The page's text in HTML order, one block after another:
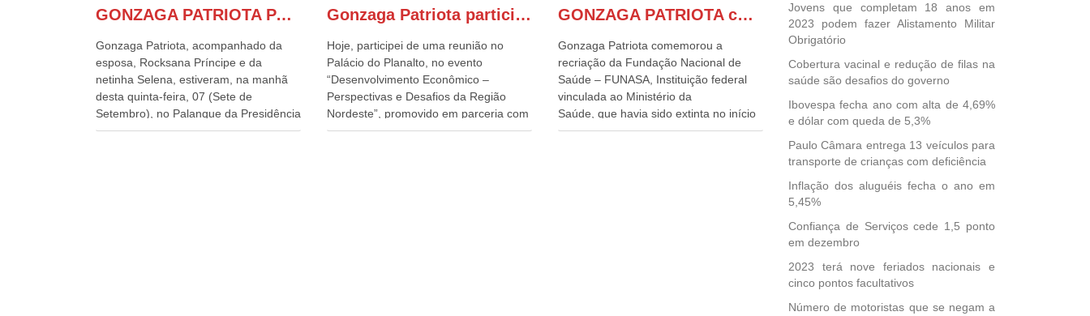
GONZAGA PATRIOTA PARTICIPA DO DESFILE DA INDEPENDÊNCIA NO PALANQUE DA PRESIDÊNCIA DA REPÚBLICA E É ABRAÇADO POR LULA E POR GERALDO ALCKMIN.
Gonzaga Patriota, acompanhado da
esposa, Rocksana Príncipe e da
netinha Selena, estiveram, na manhã
desta quinta-feira, 07 (Sete de
Setembro), no Palanque da Presidência
da República, onde foram abraçados
Gonzaga Patriota participa de evento em prol do desenvolvimento do Nordeste
Hoje, participei de uma reunião no
Palácio do Planalto, no evento
“Desenvolvimento Econômico –
Perspectivas e Desafios da Região
Nordeste”, promovido em parceria com
o Consórcio Nordeste. Na pauta do
GONZAGA PATRIOTA comemora o retorno da FUNASA
Gonzaga Patriota comemorou a
recriação da Fundação Nacional de
Saúde – FUNASA, Instituição federal
vinculada ao Ministério da
Saúde, que havia sido extinta no início
do terceiro governo do
Jovens que completam 18 anos em
2023 podem fazer Alistamento Militar
Obrigatório
Cobertura vacinal e redução de filas na
saúde são desafios do governo
Ibovespa fecha ano com alta de 4,69%
e dólar com queda de 5,3%
Paulo Câmara entrega 13 veículos para
transporte de crianças com deficiência
Inflação dos aluguéis fecha o ano em
5,45%
Confiança de Serviços cede 1,5 ponto
em dezembro
2023 terá nove feriados nacionais e
cinco pontos facultativos
Número de motoristas que se negam a